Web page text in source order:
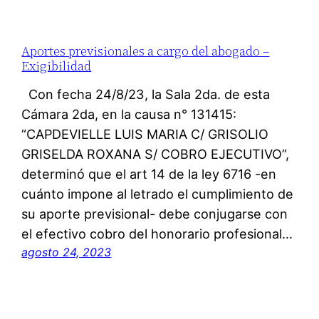
Aportes previsionales a cargo del abogado –
Exigibilidad
Con fecha 24/8/23, la Sala 2da. de esta
Cámara 2da, en la causa n° 131415:
“CAPDEVIELLE LUIS MARIA C/ GRISOLIO
GRISELDA ROXANA S/ COBRO EJECUTIVO”,
determinó que el art 14 de la ley 6716 -en
cuánto impone al letrado el cumplimiento de
su aporte previsional- debe conjugarse con
el efectivo cobro del honorario profesional…
agosto 24, 2023